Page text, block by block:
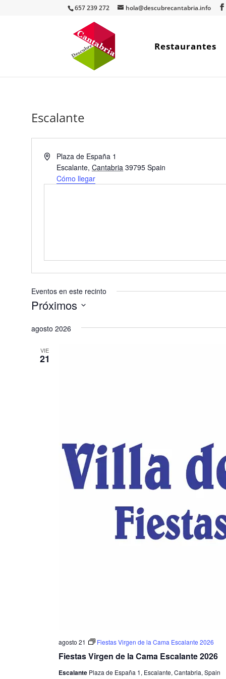
657 239 272 hola@descubrecantabria.info
Restaurantes
Escalante
Dirección
Plaza de España 1
Escalante, Cantabria 39795 Spain
Cómo llegar
Eventos en este recinto
Próximos
la
agosto 2026
VIE
21
Fiestas Virgen de la Cama Escalante 2026
agosto 21 Fiestas Virgen de la Cama Escalante 2026
Escalante Plaza de España 1, Escalante, Cantabria, Spain